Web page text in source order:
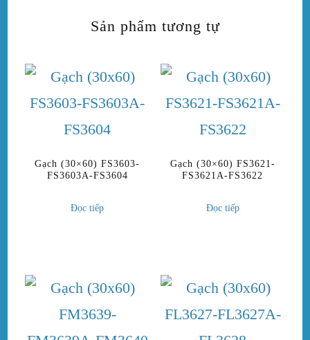
Sản phẩm tương tự
Gạch (30×60) FS3603-
FS3603A-FS3604
Đọc tiếp
Gạch (30×60) FS3621-
FS3621A-FS3622
Đọc tiếp